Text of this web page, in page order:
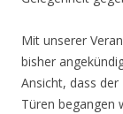
Mit unserer
bisher
Ansicht, dass
Türen begangen